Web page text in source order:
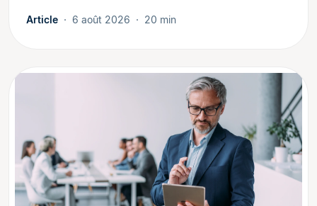
Article 6 août 2026 20 min